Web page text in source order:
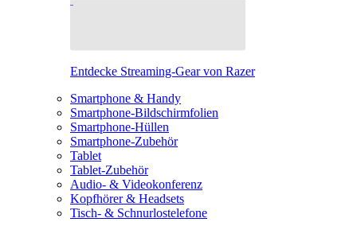
Entdecke Streaming-Gear von Razer
Smartphone & Handy
Smartphone-Bildschirmfolien
Smartphone-Hüllen
Smartphone-Zubehör
Tablet
Tablet-Zubehör
Audio- & Videokonferenz
Kopfhörer & Headsets
Tisch- & Schnurlostelefone